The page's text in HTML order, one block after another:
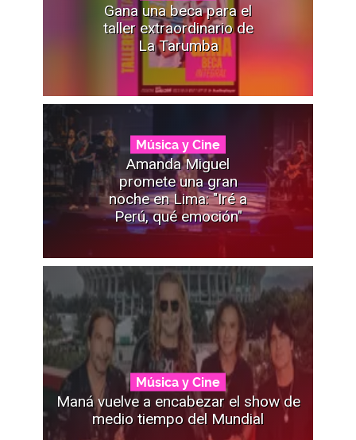
Gana una beca para el
taller extraordinario de
La Tarumba
Música y Cine
Amanda Miguel
promete una gran
noche en Lima: "Iré a
Perú, qué emoción"
Música y Cine
Maná vuelve a encabezar el show de
medio tiempo del Mundial